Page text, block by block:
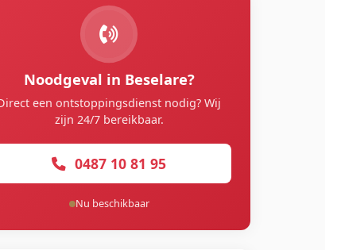
Noodgeval in Beselare?
een ontstoppingsdienst nodig? Wij
zijn 24/7 bereikbaar.
0487 10 81 95
Nu beschikbaar